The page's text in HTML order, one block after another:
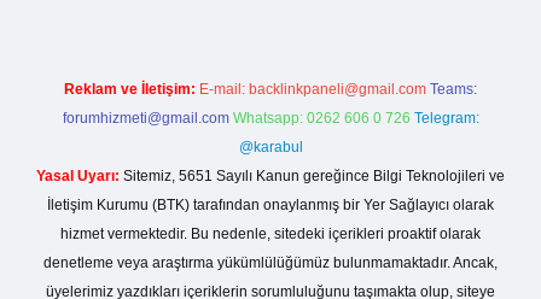
Reklam ve İletişim: E-mail: backlinkpaneli@gmail.com Teams:
forumhizmeti@gmail.com Whatsapp: 0262 606 0 726 Telegram:
@karabul
Yasal Uyarı: Sitemiz, 5651 Sayılı Kanun gereğince Bilgi Teknolojileri ve
İletişim Kurumu (BTK) tarafından onaylanmış bir Yer Sağlayıcı olarak
hizmet vermektedir. Bu nedenle, sitedeki içerikleri proaktif olarak
denetleme veya araştırma yükümlülüğümüz bulunmamaktadır. Ancak,
üyelerimiz yazdıkları içeriklerin sorumluluğunu taşımakta olup, siteye